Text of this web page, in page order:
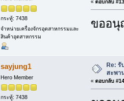
กระทู้: 7438
จำหน่ายเครื่องจักรอุตสาหกรรมและ
สินค้าอุตสาหกรรม
« ตอบกลับ
ขออนุ
sayjung1
Hero Member
กระทู้: 7438
Re:
สะพา
« ตอบกลับ